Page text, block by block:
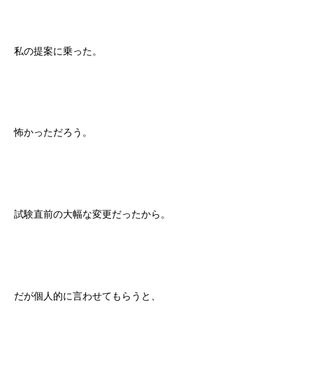
私の提案に乗った。
怖かっただろう。
試験直前の大幅な変更だったから。
だが個人的に言わせてもらうと、